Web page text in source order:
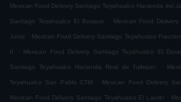
Mexican Food Delivery Santiago Teyahualco Hacienda del
Santiago Teyahualco El Bosque . Mexican Food
Junio . Mexican Food Delivery Santiago Teyahualco
II . Mexican Food Delivery Santiago Teyahualco El
Santiago Teyahualco Hacienda Real de Tultepec .
Teyahualco San Pablo CTM . Mexican Food Delivery
Mexican Food Delivery Santiago Teyahualco El Laurel .